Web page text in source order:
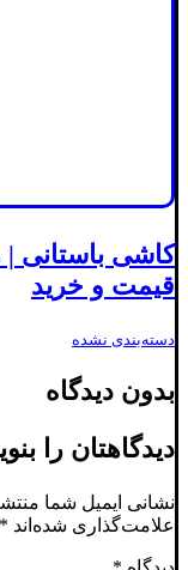
کاشی باستانی
قیمت و خرید
دسته‌بندی نشده
بدون دیدگاه
دیدگاهتان را
نشانی ایمیل شما
علامت‌گذاری شده‌اند *